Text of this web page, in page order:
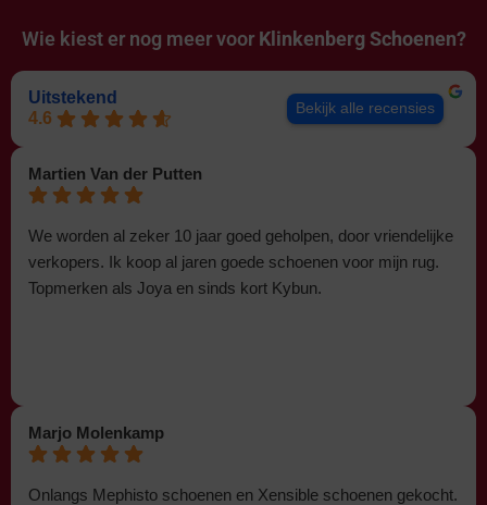
Wie kiest er nog meer voor Klinkenberg Schoenen?
Uitstekend
4.6
Bekijk alle recensies
Martien Van der Putten
We worden al zeker 10 jaar goed geholpen, door vriendelijke
verkopers. Ik koop al jaren goede schoenen voor mijn rug.
Topmerken als Joya en sinds kort Kybun.
Marjo Molenkamp
Onlangs Mephisto schoenen en Xensible schoenen gekocht.